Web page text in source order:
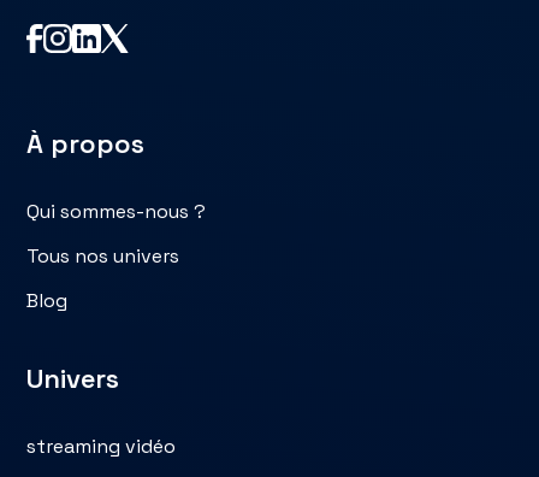
À propos
Qui sommes-nous ?
Tous nos univers
Blog
Univers
streaming vidéo